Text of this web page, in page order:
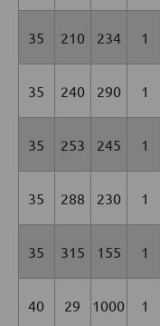
35 210 234 1
35 240 290 1
35 253 245 1
35 288 230 1
35 315 155 1
40 29 1000 1